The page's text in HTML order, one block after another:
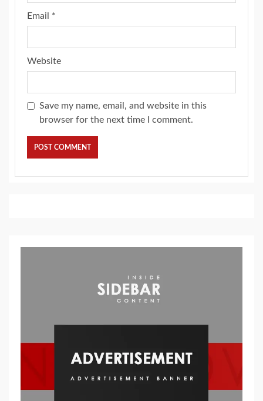
Email *
Website
Save my name, email, and website in this
browser for the next time I comment.